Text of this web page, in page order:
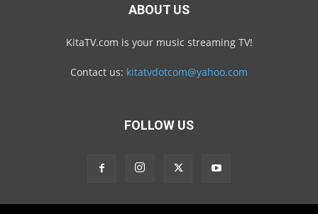
ABOUT US
KitaTV.com is your music streaming TV!
Contact us: kitatvdotcom@yahoo.com
FOLLOW US